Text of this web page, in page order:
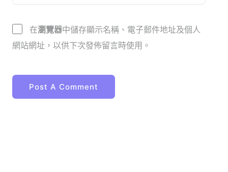
在瀏覽器中儲存顯示名稱、電子郵件地址及個人
網站網址，以供下次發佈留言時使用。